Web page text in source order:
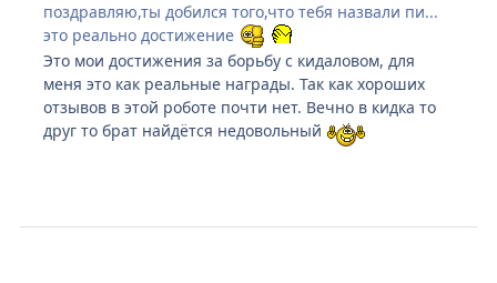
поздравляю,ты добился того,что тебя назвали пи...
это реально достижение
Это мои достижения за борьбу с кидаловом, для
меня это как реальные награды. Так как хороших
отзывов в этой роботе почти нет. Вечно в кидка то
друг то брат найдётся недовольный